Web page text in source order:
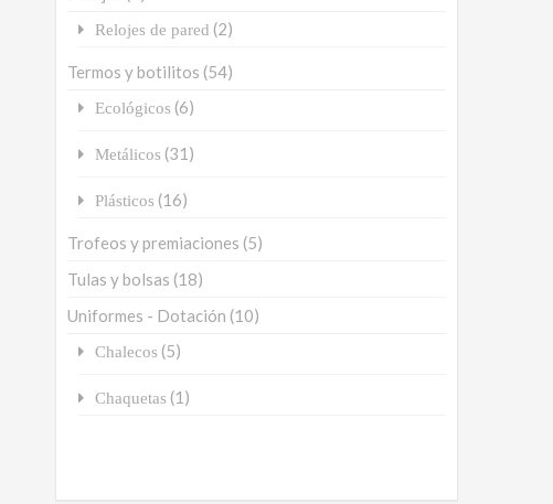
Relojes de pared (2)
Termos y botilitos (54)
Ecológicos (6)
Metálicos (31)
Plásticos (16)
Trofeos y premiaciones (5)
Tulas y bolsas (18)
Uniformes - Dotación (10)
Chalecos (5)
Chaquetas (1)